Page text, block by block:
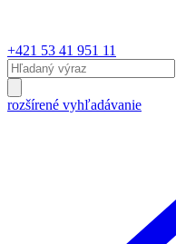
+421 53 41 951 11
rozšírené vyhľadávanie